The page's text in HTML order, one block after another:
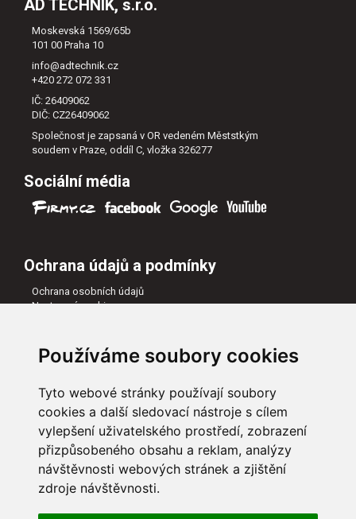
Používáme soubory cookies
Tyto webové stránky používají soubory
cookies a další sledovací nástroje s cílem
vylepšení uživatelského prostředí, zobrazení
přizpůsobeného obsahu a reklam, analýzy
návštěvnosti webových stránek a zjištění
zdroje návštěvnosti.
AD TECHNIK, s.r.o.
Moskevská 1569/65b
101 00 Praha 10
info@adtechnik.cz
+420 272 072 331
IČ: 26409062
DIČ: CZ26409062
Společnost je zapsaná v OR vedeném Měststkým
soudem v Praze, oddíl C, vložka 326277
Sociální média
Ochrana údajů a podmínky
Ochrana osobních údajů
Nastavení cookies
Naši partneři